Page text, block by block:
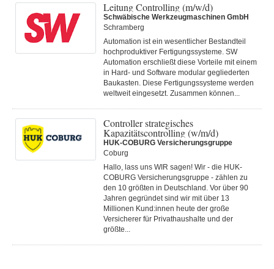
Leitung Controlling (m/w/d)
Schwäbische Werkzeugmaschinen GmbH
Schramberg
Automation ist ein wesentlicher Bestandteil
hochproduktiver Fertigungssysteme. SW
Automation erschließt diese Vorteile mit einem
in Hard- und Software modular gegliederten
Baukasten. Diese Fertigungs­systeme werden
weltweit eingesetzt. Zusammen können...
Controller strategisches
Kapazitätscontrolling (w/m/d)
HUK-COBURG Versicherungsgruppe
Coburg
Hallo, lass uns WIR sagen! Wir - die HUK-
COBURG Versicherungsgruppe - zählen zu
den 10 größten in Deutschland. Vor über 90
Jahren gegründet sind wir mit über 13
Millionen Kund:innen heute der große
Versicherer für Privathaushalte und der
größte...